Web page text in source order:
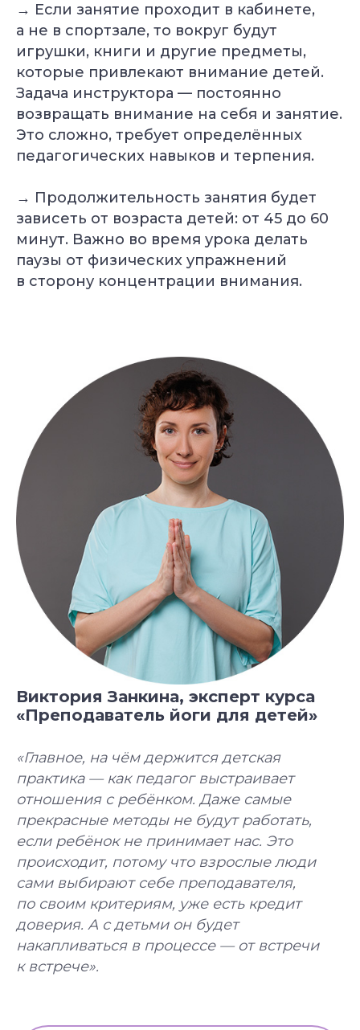
→ Если занятие проходит в кабинете,
а не в спортзале, то вокруг будут
игрушки, книги и другие предметы,
которые привлекают внимание детей.
Задача инструктора — постоянно
возвращать внимание на себя и занятие.
Это сложно, требует определённых
педагогических навыков и терпения.
→ Продолжительность занятия будет
зависеть от возраста детей: от 45 до 60
минут. Важно во время урока делать
паузы от физических упражнений
в сторону концентрации внимания.
Виктория Занкина, эксперт курса
«Преподаватель йоги для детей»
«Главное, на чём держится детская
практика — как педагог выстраивает
отношения с ребёнком. Даже самые
прекрасные методы не будут работать,
если ребёнок не принимает нас. Это
происходит, потому что взрослые люди
сами выбирают себе преподавателя,
по своим критериям, уже есть кредит
доверия. А с детьми он будет
накапливаться в процессе — от встречи
к встрече».